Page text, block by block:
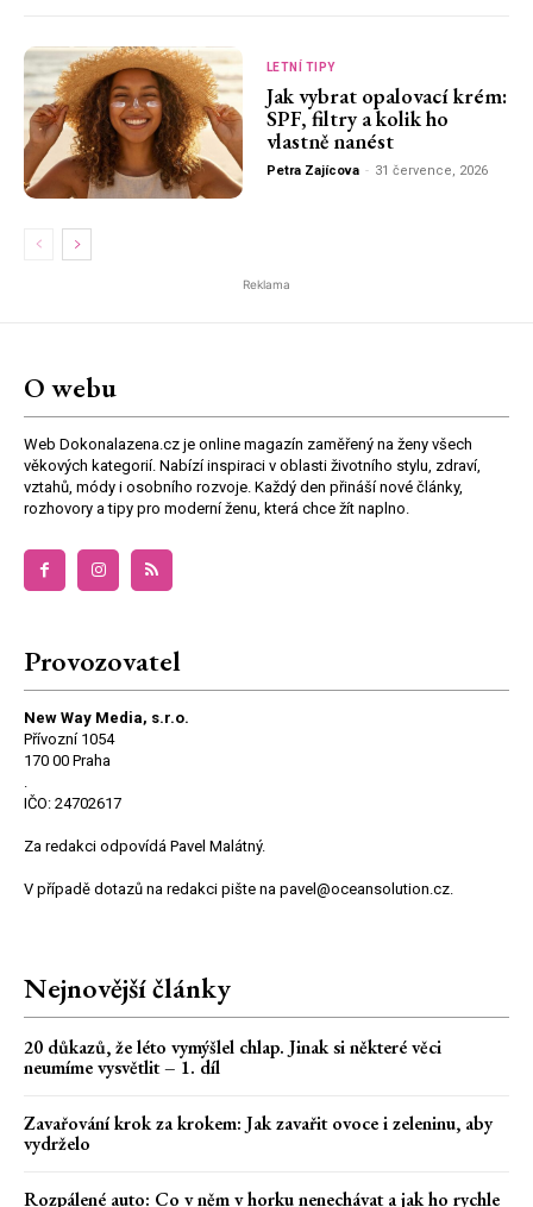
LETNÍ TIPY
Jak vybrat opalovací krém:
SPF, filtry a kolik ho
vlastně nanést
Petra Zajícova - 31 července, 2026
Reklama
O webu
Web Dokonalazena.cz je online magazín zaměřený na ženy všech
věkových kategorií. Nabízí inspiraci v oblasti životního stylu, zdraví,
vztahů, módy i osobního rozvoje. Každý den přináší nové články,
rozhovory a tipy pro moderní ženu, která chce žít naplno.
Provozovatel
New Way Media, s.r.o.
Přívozní 1054
170 00 Praha
.
IČO: 24702617
Za redakci odpovídá Pavel Malátný.
V případě dotazů na redakci pište na pavel@oceansolution.cz.
Nejnovější články
20 důkazů, že léto vymýšlel chlap. Jinak si některé věci
neumíme vysvětlit – 1. díl
Zavařování krok za krokem: Jak zavařit ovoce i zeleninu, aby
vydrželo
Rozpálené auto: Co v něm v horku nenechávat a jak ho rychle